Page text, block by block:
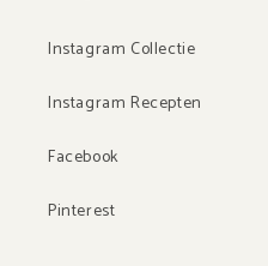
Instagram Collectie
Instagram Recepten
Facebook
Pinterest